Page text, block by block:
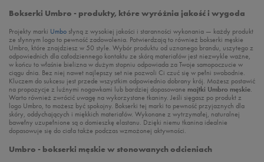
Bokserki Umbro - produkty, które wyróżnia jakość i wygoda
Projekty marki Umbo słyną z wysokiej jakości i staranności wykonania — każdy produkt
ze słynnym logo to pewność zadowolenia. Potwierdzają to również bokserki męskie
Umbro, które znajdziesz w 50 style. Wybór produktu od uznanego brandu, uszytego z
odpowiednich dla całodziennego kontaktu ze skórą materiałów jest niezwykle ważne,
w końcu to właśnie bielizna w dużym stopniu odpowiada za Twoje samopoczucie w
ciągu dnia. Bez niej nawet najlepszy set nie pozwoli Ci czuć się w pełni swobodnie.
Kluczem do sukcesu jest przede wszystkim odpowiednio dobrany krój. Możesz postawić
na propozycje z luźnymi nogawkami lub bardziej dopasowane majtki Umbro męskie.
Warto również zwrócić uwagę na wykorzystane tkaniny. Jeśli sięgasz po produkt z
logo Umbro, to możesz być spokojny. Bokserki tej marki to pewność przyjaznych dla
skóry, oddychających i miękkich materiałów. Wykonane z wytrzymałej, naturalnej
bawełny uzupełnione są o domieszkę elastanu. Dzięki niemu tkanina idealnie
dopasowuje się do ciała także podczas wzmożonej aktywności.
Umbro - bokserki męskie w stonowanych odcieniach